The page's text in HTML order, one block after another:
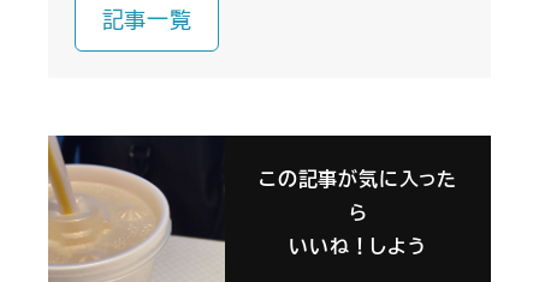
記事一覧
この記事が気に入った
ら
いいね！しよう